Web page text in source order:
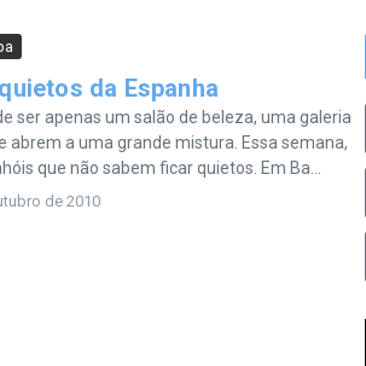
da Espanha
ser apenas um salão de beleza, uma galeria
abrem a uma grande mistura. Essa semana,
que não sabem ficar quietos. Em Ba...
de 2010